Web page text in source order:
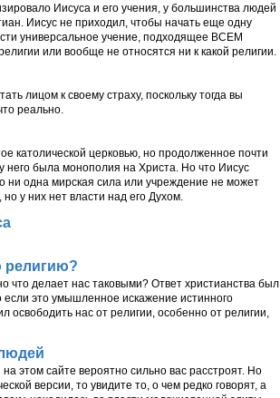
Иисуса и его учения, у большинства людей
Иисус не приходил, чтобы начать еще одну
универсальное учение, подходящее ВСЕМ
или вообще не относятся ни к какой религии.
лицом к своему страху, поскольку тогда вы
реально.
католической церковью, но продолженное почти
него была монополия на Христа. Но что Иисус
ни одна мирская сила или учреждение не может
у них нет власти над его Духом.
религию?
что делает нас таковыми? Ответ христианства был
если это умышленное искажение истинного
нас от религии, особенно от религии,
этом сайте вероятно сильно вас расстроят. Но
версии, то увидите то, о чем редко говорят, а